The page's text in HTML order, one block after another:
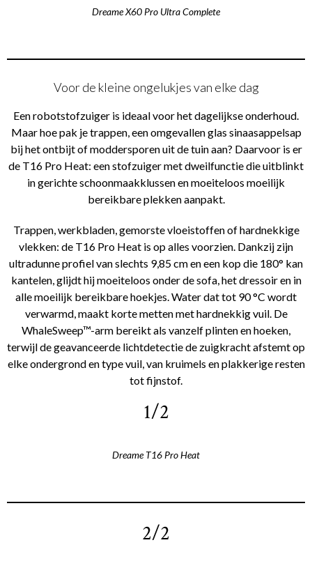
Dreame X60 Pro Ultra Complete
Voor de kleine ongelukjes van elke dag
Een robotstofzuiger is ideaal voor het dagelijkse onderhoud.
Maar hoe pak je trappen, een omgevallen glas sinaasappelsap
bij het ontbijt of moddersporen uit de tuin aan? Daarvoor is er
de T16 Pro Heat: een stofzuiger met dweilfunctie die uitblinkt
in gerichte schoonmaakklussen en moeiteloos moeilijk
bereikbare plekken aanpakt.
Trappen, werkbladen, gemorste vloeistoffen of hardnekkige
vlekken: de T16 Pro Heat is op alles voorzien. Dankzij zijn
ultradunne profiel van slechts 9,85 cm en een kop die 180° kan
kantelen, glijdt hij moeiteloos onder de sofa, het dressoir en in
alle moeilijk bereikbare hoekjes. Water dat tot 90 °C wordt
verwarmd, maakt korte metten met hardnekkig vuil. De
WhaleSweep™-arm bereikt als vanzelf plinten en hoeken,
terwijl de geavanceerde lichtdetectie de zuigkracht afstemt op
elke ondergrond en type vuil, van kruimels en plakkerige resten
tot fijnstof.
1/2
Dreame T16 Pro Heat
2/2